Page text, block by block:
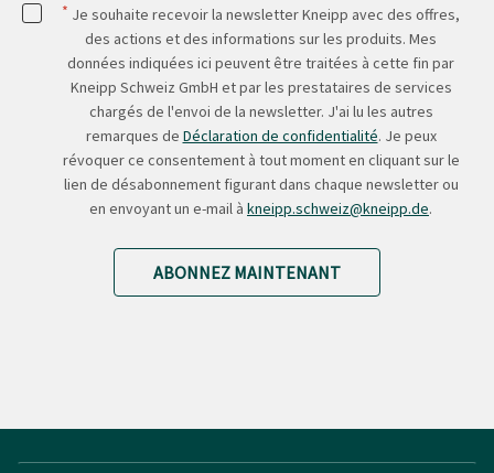
* Je souhaite recevoir la newsletter Kneipp avec des offres,
des actions et des informations sur les produits. Mes
données indiquées ici peuvent être traitées à cette fin par
Kneipp Schweiz GmbH et par les prestataires de services
chargés de l'envoi de la newsletter. J'ai lu les autres
remarques de Déclaration de confidentialité. Je peux
révoquer ce consentement à tout moment en cliquant sur le
lien de désabonnement figurant dans chaque newsletter ou
en envoyant un e-mail à kneipp.schweiz@kneipp.de.
ABONNEZ MAINTENANT